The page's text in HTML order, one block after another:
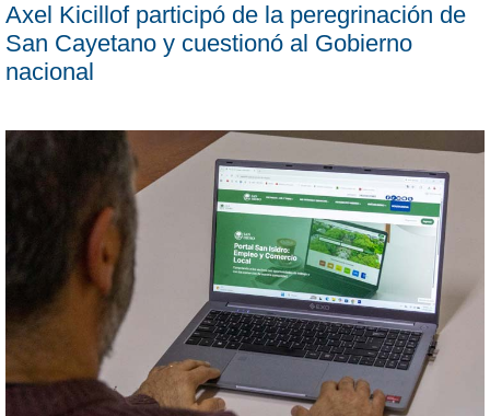
Axel Kicillof participó de la peregrinación de
San Cayetano y cuestionó al Gobierno
nacional